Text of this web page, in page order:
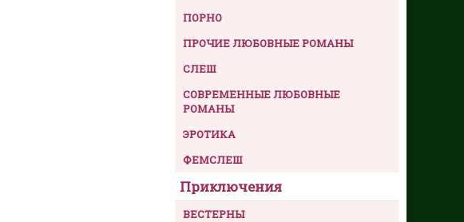
ПОРНО
ПРОЧИЕ ЛЮБОВНЫЕ РОМАНЫ
СЛЕШ
СОВРЕМЕННЫЕ ЛЮБОВНЫЕ
РОМАНЫ
ЭРОТИКА
ФЕМСЛЕШ
Приключения
ВЕСТЕРНЫ